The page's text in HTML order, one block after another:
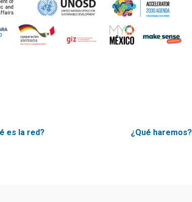
es la red? ¿Qué haremos?